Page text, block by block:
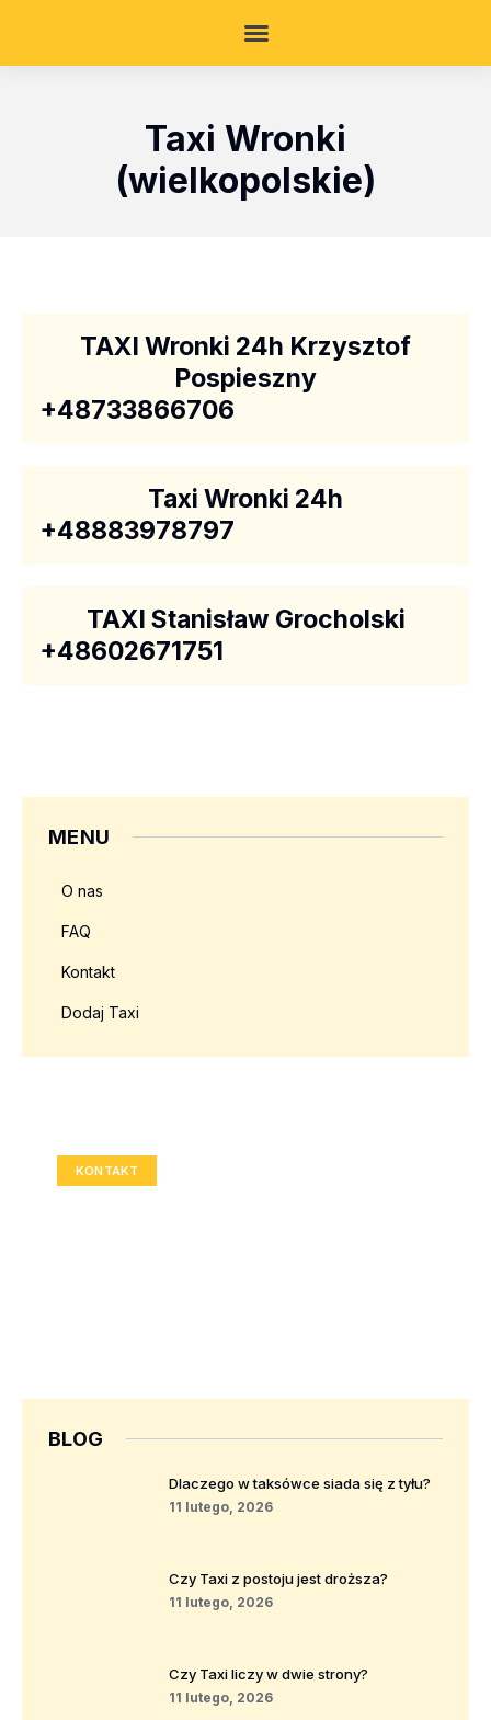
Taxi Wronki
(wielkopolskie)
TAXI Wronki 24h Krzysztof
Pospieszny
+48733866706
Taxi Wronki 24h
+48883978797
TAXI Stanisław Grocholski
+48602671751
MENU
O nas
FAQ
Kontakt
Dodaj Taxi
KONTAKT
BLOG
Dlaczego w taksówce siada się z tyłu?
11 lutego, 2026
Czy Taxi z postoju jest droższa?
11 lutego, 2026
Czy Taxi liczy w dwie strony?
11 lutego, 2026